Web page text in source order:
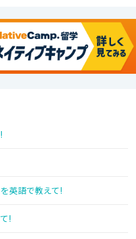
英語で教えて!
!